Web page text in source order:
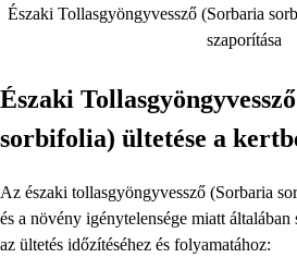
Északi Tollasgyöngyvessző (Sorbaria
szaporítása
Északi
sorbifolia) ültetése a
Az északi tollasgyöngyvessző (Sorbaria
és a növény igénytelensége miatt általában
az ültetés időzítéséhez és folyamatához: